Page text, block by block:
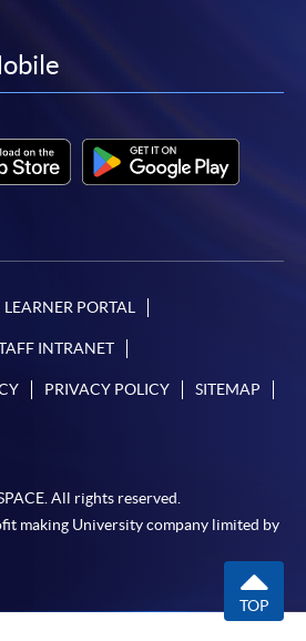
linkedin
LEARNER PORTAL
INTRANET
PRIVACY POLICY SITEMAP
All rights reserved.
making University company limited by
TOP